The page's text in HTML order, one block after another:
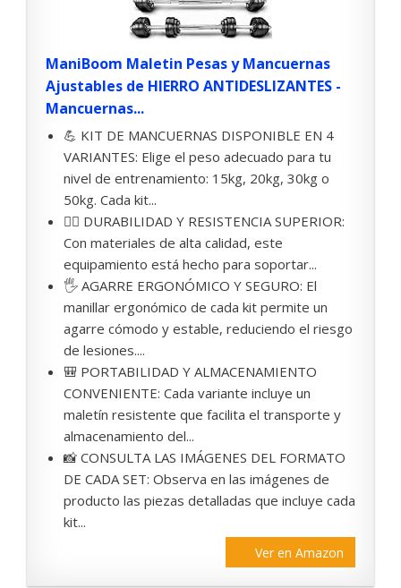
ManiBoom Maletin Pesas y Mancuernas
Ajustables de HIERRO ANTIDESLIZANTES -
Mancuernas...
💪 KIT DE MANCUERNAS DISPONIBLE EN 4
VARIANTES: Elige el peso adecuado para tu
nivel de entrenamiento: 15kg, 20kg, 30kg o
50kg. Cada kit...
🏋️‍♂️ DURABILIDAD Y RESISTENCIA SUPERIOR:
Con materiales de alta calidad, este
equipamiento está hecho para soportar...
🖐 AGARRE ERGONÓMICO Y SEGURO: El
manillar ergonómico de cada kit permite un
agarre cómodo y estable, reduciendo el riesgo
de lesiones....
🎒 PORTABILIDAD Y ALMACENAMIENTO
CONVENIENTE: Cada variante incluye un
maletín resistente que facilita el transporte y
almacenamiento del...
📸 CONSULTA LAS IMÁGENES DEL FORMATO
DE CADA SET: Observa en las imágenes de
producto las piezas detalladas que incluye cada
kit...
Ver en Amazon